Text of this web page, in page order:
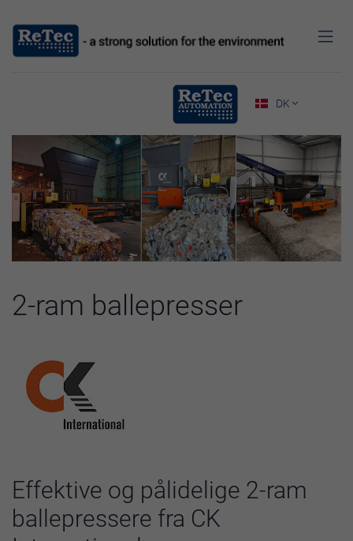

DK 
2-ram ballepresser
Effektive og pålidelige 2-ram
ballepressere fra CK